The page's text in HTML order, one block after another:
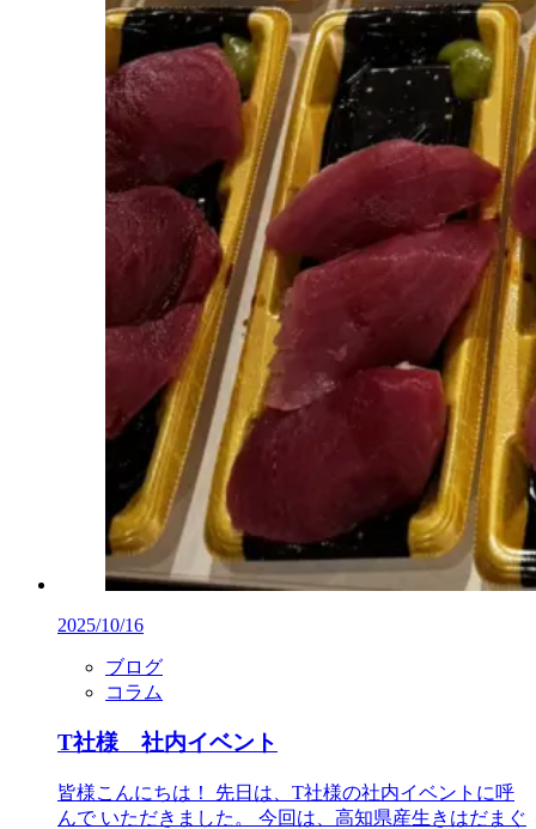
2025/10/16
ブログ
コラム
T社様 社内イベント
皆様こんにちは！ 先日は、T社様の社内イベントに呼
んで いただきました。 今回は、高知県産生きはだまぐ